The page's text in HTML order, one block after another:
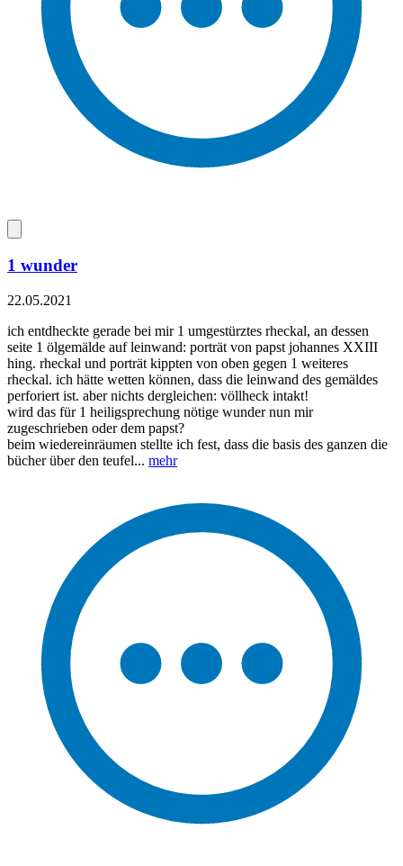
1 wunder
22.05.2021
ich entdheckte gerade bei mir 1 umgestürztes rheckal, an dessen
seite 1 ölgemälde auf leinwand: porträt von papst johannes XXIII
hing. rheckal und porträt kippten von oben gegen 1 weiteres
rheckal. ich hätte wetten können, dass die leinwand des gemäldes
perforiert ist. aber nichts dergleichen: völlheck intakt!
wird das für 1 heiligsprechung nötige wunder nun mir
zugeschrieben oder dem papst?
beim wiedereinräumen stellte ich fest, dass die basis des ganzen die
bücher über den teufel... mehr